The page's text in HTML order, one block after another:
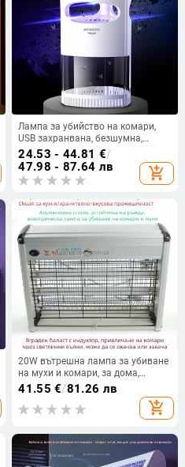
Лампа за убийство на комари,
USB захранвана, безшумна,
инхалационен метод, подходяща
за помещения до 10 м²,
ароматерапия/репелент срещу
комари
24.53 - 44.81 €/
47.98 - 87.64 лв
add_shopping_cart
20W вътрешна лампа за убиване
на мухи и комари, за дома,
подходяща за ресторанти, хотели
и магазини
41.55 €/81.26 лв
add_shopping_cart